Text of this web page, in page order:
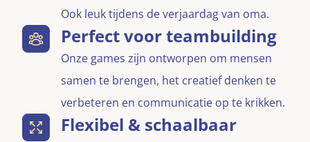
Ook leuk tijdens de verjaardag van oma.
Perfect voor teambuilding
Onze games zijn ontworpen om mensen
samen te brengen, het creatief denken te
verbeteren en communicatie op te krikken.
Flexibel & schaalbaar